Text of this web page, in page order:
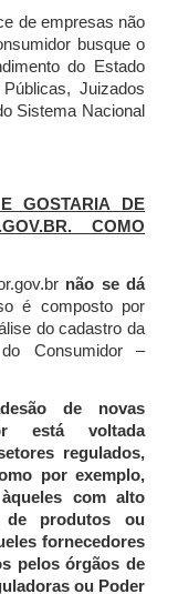
de empresas não
busque o
do Estado
Juizados
Sistema Nacional
GOSTARIA DE
COMO
não se dá
é composto por
do cadastro da
Consumidor –
de novas
está voltada
regulados,
por exemplo,
com alto
de produtos ou
fornecedores
pelos órgãos de
ou Poder